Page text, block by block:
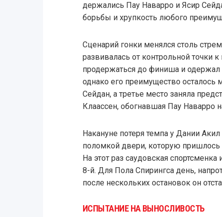
держались Пау Наварро и Ясир
борьбы и хрупкость любого
Сценарий гонки менялся столь
развивалась от контрольной точки
продержаться до финиша и
однако его преимущество
Сейдан, а третье место заняла
Клаассен, обогнавшая Пау Наварро
Накануне потеря темпа у Дании
поломкой двери, которую пришлось
На этот раз саудовская
8-й. Для Пола Спирингса день,
после нескольких остановок он
ИСПЫТАНИЕ НА ВЫНОСЛИВОСТЬ